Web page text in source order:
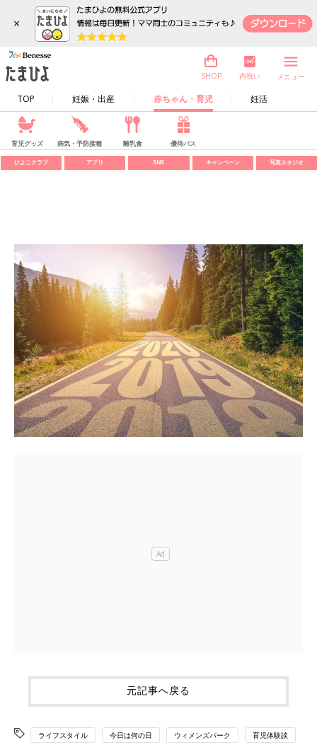
×
TOP 妊娠・出産 赤ちゃん・育児 妊活
SHOP 内祝い メニュー
育児グッズ 病気・予防接種 離乳食 優待パス
ひよこクラブ アプリ SNS キャンペーン 写真スタジオ
元記事へ戻る
ライフスタイル 今日は何の日 ウィメンズパーク 育児体験談